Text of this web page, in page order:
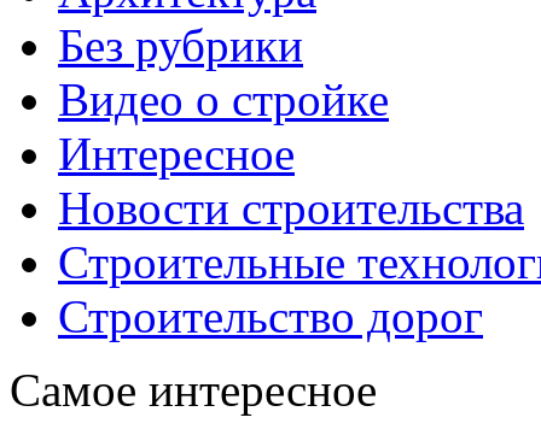
Без рубрики
Видео о стройке
Интересное
Новости строительства
Строительные
Строительство дорог
Самое интересное